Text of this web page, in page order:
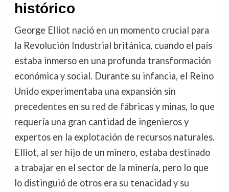
histórico
George Elliot nació en un momento crucial para
la Revolución Industrial británica, cuando el país
estaba inmerso en una profunda transformación
económica y social. Durante su infancia, el Reino
Unido experimentaba una expansión sin
precedentes en su red de fábricas y minas, lo que
requería una gran cantidad de ingenieros y
expertos en la explotación de recursos naturales.
Elliot, al ser hijo de un minero, estaba destinado
a trabajar en el sector de la minería, pero lo que
lo distinguió de otros era su tenacidad y su